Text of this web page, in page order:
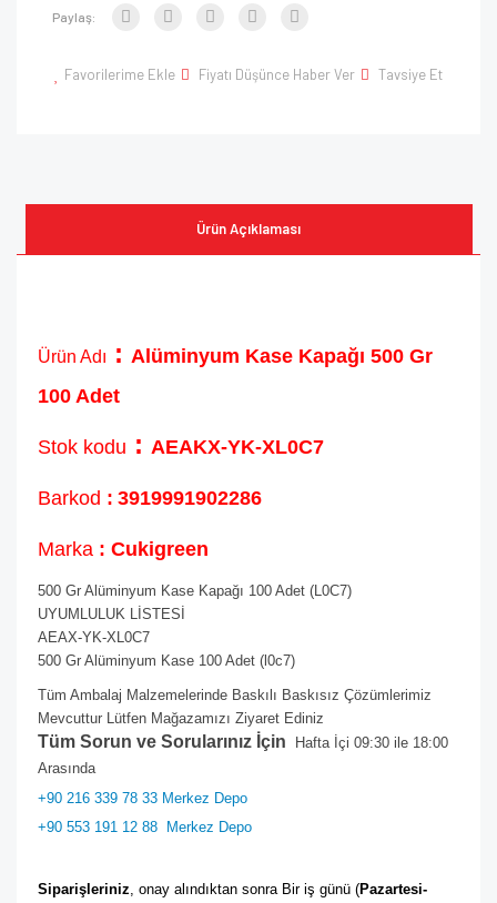
Paylaş:
Favorilerime Ekle Fiyatı Düşünce Haber Ver Tavsiye Et
Ürün Açıklaması
Ürün Adı : Alüminyum Kase Kapağı 500 Gr
100 Adet
Stok kodu : AEAKX-YK-XL0C7
Barkod : 3919991902286
Marka : Cukigreen
500 Gr Alüminyum Kase Kapağı 100 Adet (L0C7)
UYUMLULUK LİSTESİ
AEAX-YK-XL0C7
500 Gr Alüminyum Kase 100 Adet (l0c7)
Tüm Ambalaj Malzemelerinde Baskılı Baskısız Çözümlerimiz
Mevcuttur Lütfen Mağazamızı Ziyaret Ediniz
Tüm Sorun ve Sorularınız İçin Hafta İçi 09:30 ile 18:00
Arasında
+90 216 339 78 33 Merkez Depo
+90 553 191 12 88 Merkez Depo
Siparişleriniz, onay alındıktan sonra Bir iş günü (Pazartesi-